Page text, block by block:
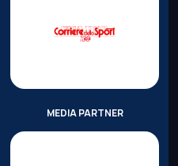
MEDIA PARTNER